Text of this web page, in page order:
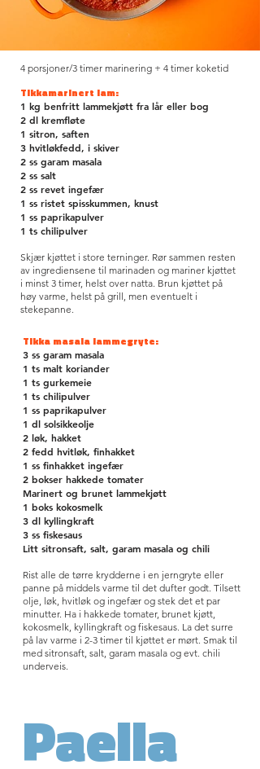
4 porsjoner/3 timer marinering + 4 timer koketid
Tikkamarinert lam:
1 kg benfritt lammekjøtt fra lår eller bog
2 dl kremfløte
1 sitron, saften
3 hvitløkfedd, i skiver
2 ss garam masala
2 ss salt
2 ss revet ingefær
1 ss ristet spisskummen, knust
1 ss paprikapulver
1 ts chilipulver
Skjær kjøttet i store terninger. Rør sammen resten
av ingrediensene til marinaden og mariner kjøttet
i minst 3 timer, helst over natta. Brun kjøttet på
høy varme, helst på grill, men eventuelt i
stekepanne.
Tikka masala lammegryte:
3 ss garam masala
1 ts malt koriander
1 ts gurkemeie
1 ts chilipulver
1 ss paprikapulver
1 dl solsikkeolje
2 løk, hakket
2 fedd hvitløk, finhakket
1 ss finhakket ingefær
2 bokser hakkede tomater
Marinert og brunet lammekjøtt
1 boks kokosmelk
3 dl kyllingkraft
3 ss fiskesaus
Litt sitronsaft, salt, garam masala og chili
Rist alle de tørre krydderne i en jerngryte eller
panne på middels varme til det dufter godt. Tilsett
olje, løk, hvitløk og ingefær og stek det et par
minutter. Ha i hakkede tomater, brunet kjøtt,
kokosmelk, kyllingkraft og fiskesaus. La det surre
på lav varme i 2-3 timer til kjøttet er mørt. Smak til
med sitronsaft, salt, garam masala og evt. chili
underveis.
Paella